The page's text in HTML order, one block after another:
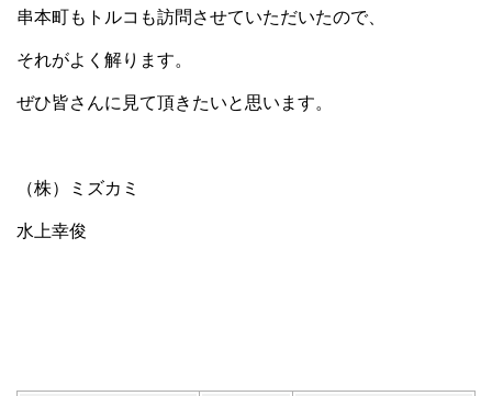
串本町もトルコも訪問させていただいたので、
それがよく解ります。
ぜひ皆さんに見て頂きたいと思います。
（株）ミズカミ
水上幸俊